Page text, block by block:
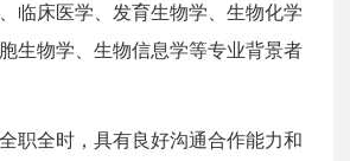
临床医学、发育生物学、生物化学
生物学、生物信息学等专业背景者
职全时，具有良好沟通合作能力和